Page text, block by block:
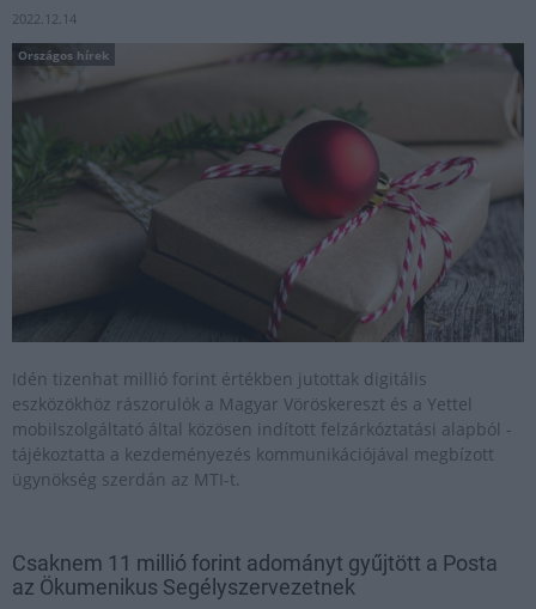
2022.12.14
Országos hírek
Idén tizenhat millió forint értékben jutottak digitális
eszközökhöz rászorulók a Magyar Vöröskereszt és a Yettel
mobilszolgáltató által közösen indított felzárkóztatási alapból -
tájékoztatta a kezdeményezés kommunikációjával megbízott
ügynökség szerdán az MTI-t.
Csaknem 11 millió forint adományt gyűjtött a Posta
az Ökumenikus Segélyszervezetnek